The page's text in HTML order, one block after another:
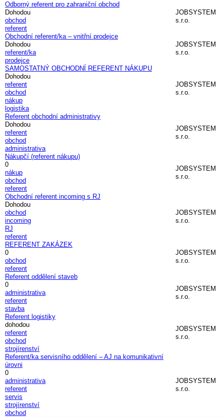
Odborný referent pro zahraniční obchod
Dohodou
obchod
referent
JOBSYSTEM
s.r.o.
Obchodní referent/ka – vnitřní prodejce
Dohodou
referent/ka
prodejce
JOBSYSTEM
s.r.o.
SAMOSTATNÝ OBCHODNÍ REFERENT NÁKUPU
Dohodou
referent
obchod
nákup
logistika
JOBSYSTEM
s.r.o.
Referent obchodní administrativy
Dohodou
referent
obchod
administrativa
JOBSYSTEM
s.r.o.
Nákupčí (referent nákupu)
0
nákup
obchod
referent
JOBSYSTEM
s.r.o.
Obchodní referent incoming s RJ
Dohodou
obchod
incoming
RJ
referent
JOBSYSTEM
s.r.o.
REFERENT ZAKÁZEK
0
obchod
referent
JOBSYSTEM
s.r.o.
Referent oddělení staveb
0
administrativa
referent
stavba
JOBSYSTEM
s.r.o.
Referent logistiky
dohodou
referent
obchod
strojírenství
JOBSYSTEM
s.r.o.
Referent/ka servisního oddělení – AJ na komunikativní
úrovni
0
administrativa
referent
servis
strojírenství
obchod
JOBSYSTEM
s.r.o.